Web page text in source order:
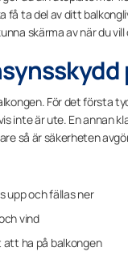
få ta del av ditt
skärma av när du
För det första
inte är ute. En annan
så är säkerheten
upp och fällas ner
vind
att ha på balkongen